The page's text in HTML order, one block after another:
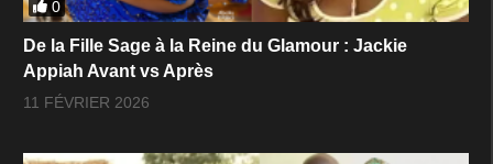
0
De la Fille Sage à la Reine du Glamour : Jackie
Appiah Avant vs Après
11 FÉVRIER 2026